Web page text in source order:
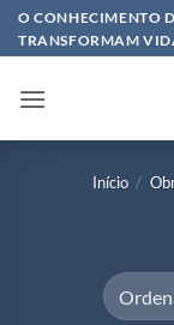
SkipO CONHECIMENTO
TRANSFORMAM
Início /